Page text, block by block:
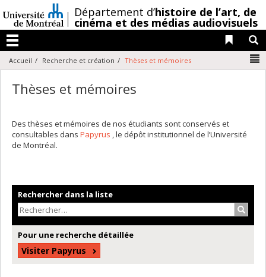
au
contenu
/Département d’histoire de l’art, de
cinéma et des médias audiovisuels
Menu
Liens
Accueil Recherche et création Thèses et mémoires
Thèses et mémoires
Des thèses et mémoires de nos étudiants sont conservés et
consultables dans Papyrus , le dépôt institutionnel de l’Université
de Montréal.
Rechercher dans la liste
Pour une recherche détaillée
Visiter Papyrus